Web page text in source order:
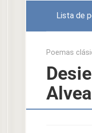
Lista de
Poemas